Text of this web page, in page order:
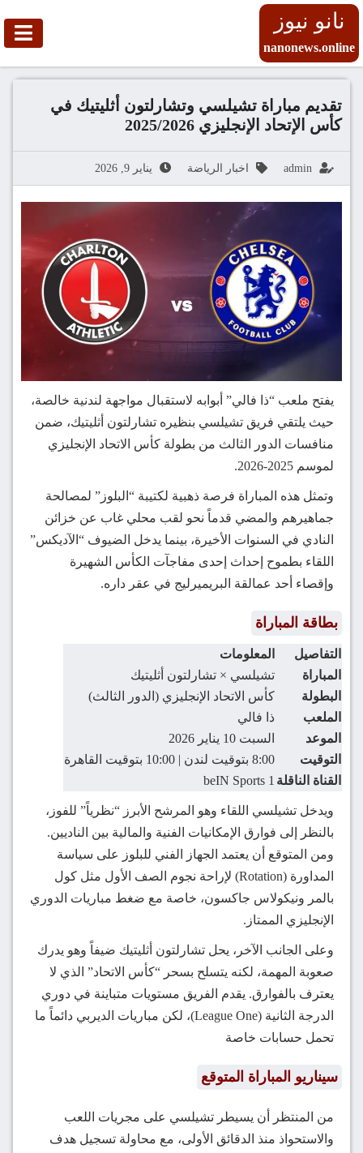
نانو نيوز
nanonews.online
تقديم مباراة تشيلسي وتشارلتون أثليتيك في
كأس الإتحاد الإنجليزي 2025/2026
admin اخبار الرياضة يناير 9, 2026
يفتح ملعب “ذا فالي” أبوابه لاستقبال مواجهة لندنية خالصة،
حيث يلتقي فريق تشيلسي بنظيره تشارلتون أثليتيك، ضمن
منافسات الدور الثالث من بطولة كأس الاتحاد الإنجليزي
لموسم 2025-2026.
وتمثل هذه المباراة فرصة ذهبية لكتيبة “البلوز” لمصالحة
جماهيرهم والمضي قدماً نحو لقب محلي غاب عن خزائن
النادي في السنوات الأخيرة، بينما يدخل الضيوف “الآديكس”
اللقاء بطموح إحداث إحدى مفاجآت الكأس الشهيرة
وإقصاء أحد عمالقة البريميرليج في عقر داره.
بطاقة المباراة
التفاصيل
المعلومات
المباراة
تشيلسي × تشارلتون أثليتيك
البطولة
كأس الاتحاد الإنجليزي (الدور الثالث)
الملعب
ذا فالي
الموعد
السبت 10 يناير 2026
التوقيت
8:00 بتوقيت لندن | 10:00 بتوقيت القاهرة
القناة الناقلة beIN Sports 1
ويدخل تشيلسي اللقاء وهو المرشح الأبرز “نظرياً” للفوز،
بالنظر إلى فوارق الإمكانيات الفنية والمالية بين الناديين.
ومن المتوقع أن يعتمد الجهاز الفني للبلوز على سياسة
المداورة (Rotation) لإراحة نجوم الصف الأول مثل كول
بالمر ونيكولاس جاكسون، خاصة مع ضغط مباريات الدوري
الإنجليزي الممتاز.
وعلى الجانب الآخر، يحل تشارلتون أثليتيك ضيفاً وهو يدرك
صعوبة المهمة، لكنه يتسلح بسحر “كأس الاتحاد” الذي لا
يعترف بالفوارق. يقدم الفريق مستويات متباينة في دوري
الدرجة الثانية (League One)، لكن مباريات الديربي دائماً ما
تحمل حسابات خاصة
سيناريو المباراة المتوقع
من المنتظر أن يسيطر تشيلسي على مجريات اللعب
والاستحواذ منذ الدقائق الأولى، مع محاولة تسجيل هدف